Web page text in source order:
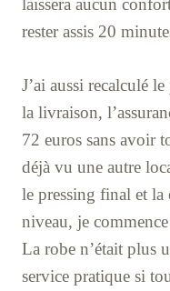
laissera aucun
rester assis 20
J’ai aussi recalculé
la livraison,
72 euros sans avoir
déjà vu une autre
le pressing final et
niveau, je
La robe n’était plus
service pratique si